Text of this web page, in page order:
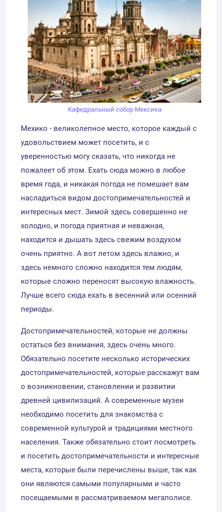
Кафедральный собор Мексика
Мехико - великолепное место, которое каждый с
удовольствием может посетить, и с
уверенностью могу сказать, что никогда не
пожалеет об этом. Ехать сюда можно в любое
время года, и никакая погода не помешает вам
насладиться видом достопримечательностей и
интересных мест. Зимой здесь совершенно не
холодно, и погода приятная и неважная,
находится и дышать здесь свежим воздухом
очень приятно. А вот летом здесь влажно, и
здесь немного сложно находится тем людям,
которые сложно переносят высокую влажность.
Лучше всего сюда ехать в весенний или осенний
периоды.
Достопримечательностей, которые не должны
остаться без внимания, здесь очень много.
Обязательно посетите несколько исторических
достопримечательностей, которые расскажут вам
о возникновении, становлении и развитии
древней цивилизаций. А современные музеи
необходимо посетить для знакомства с
современной культурой и традициями местного
населения. Также обязательно стоит посмотреть
и посетить достопримечательности и интересные
места, которые были перечислены выше, так как
они являются самыми популярными и часто
посещаемыми в рассматриваемом мегаполисе.